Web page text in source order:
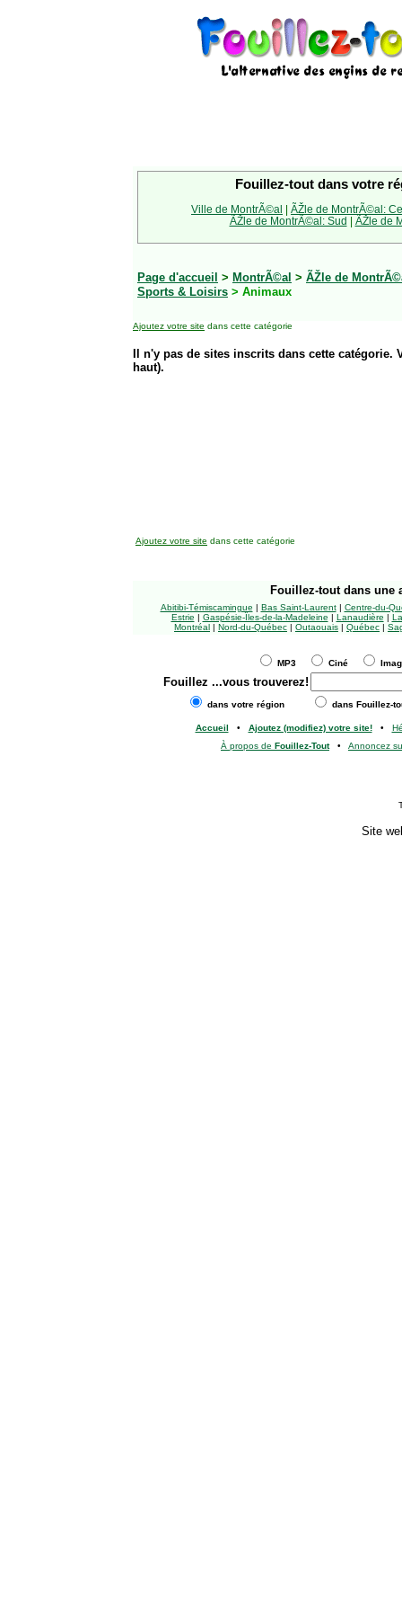
Fouillez-tout dans votre
Ville de MontrÃ©al | ÃŽle de MontrÃ©al:
ÃŽle de MontrÃ©al: Sud | ÃŽle de
Page d'accueil > MontrÃ©al > ÃŽle de
Sports & Loisirs > Animaux
Ajoutez votre site dans cette catégorie
Il n'y pas de sites inscrits dans cette
haut).
Ajoutez votre site dans cette catégorie
Fouillez-tout dans une
Abitibi-Témiscamingue | Bas Saint-Laurent| Centre-du-
Estrie | Gaspésie-Îles-de-la-Madeleine | Lanaudière |
Montréal | Nord-du-Québec | Outaouais | Québec |
MP3 Ciné
Fouillez ...vous trouverez!
dans votre région dans Fouillez-
Accueil • Ajoutez (modifiez) votre site!•
À propos de Fouillez-Tout• Annoncez
Site